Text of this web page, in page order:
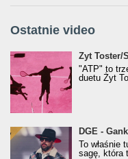
Ostatnie video
Żyt Toster/SurfAir -
Żyt Toster/
"ATP" to
duetu Żyt
donGURALesko z
Klasyczny/
(Popkillery 2023)
DGE -
To właśnie
sagę, która